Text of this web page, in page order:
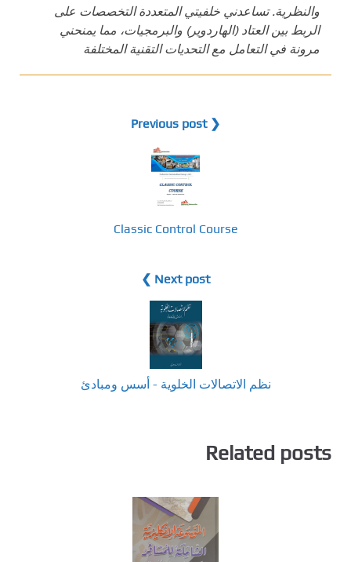
والنظرية. تساعدني خلفيتي المتعددة التخصصات على
الربط بين العتاد (الهاردوير) والبرمجيات، مما يمنحني
مرونة في التعامل مع التحديات التقنية المختلفة
❮ Previous post
Classic Control Course
Next post ❯
نظم الاتصالات الخلوية - أسس ومبادئ
Related posts